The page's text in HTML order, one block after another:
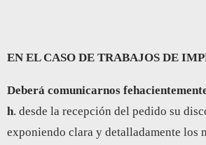
EN EL CASO DE TRABAJOS DE
Deberá comunicarnos
h. desde la recepción del pedido su
exponiendo clara y detalladamente los